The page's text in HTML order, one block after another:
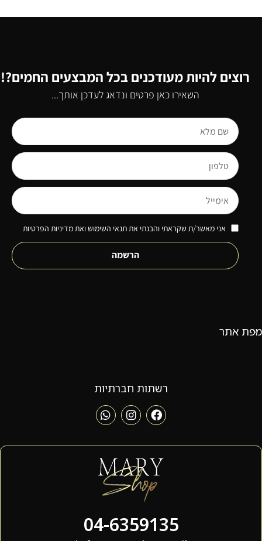
רוצים להיות מעודכנים בכל המבצעים החמים?!
השאירו כאן פרטים ונדאג לעדכן אותך...
אני מאשר/ת שקראתי והבנתי את תנאי השימוש ואת מדיניות הפרטיות
הרשמה
מפת אתר
רשתות חברתיות
04-6359135